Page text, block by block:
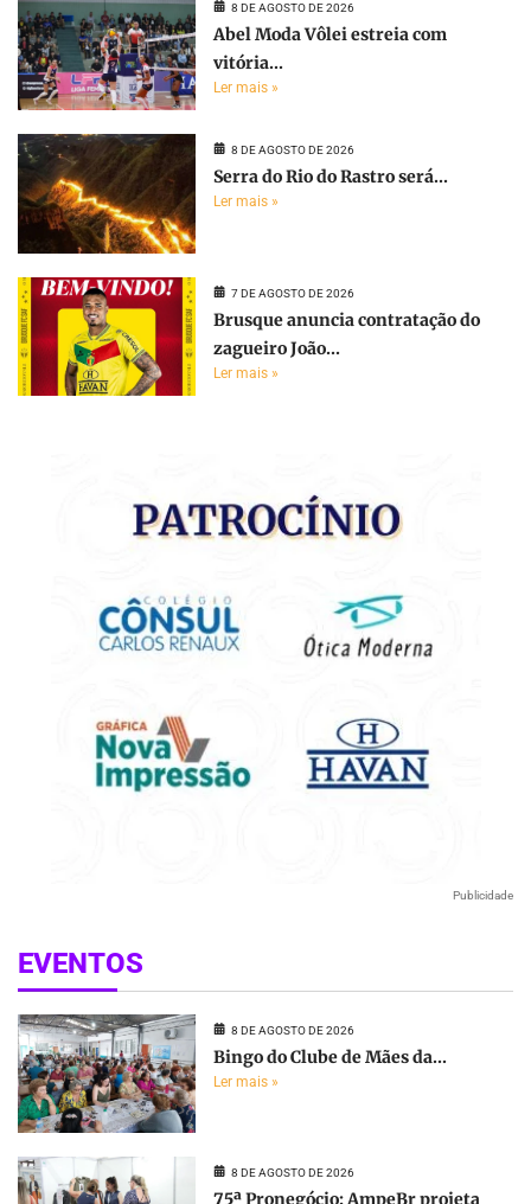
8 DE AGOSTO DE 2026
Abel Moda Vôlei estreia com
vitória...
Ler mais »
8 DE AGOSTO DE 2026
Serra do Rio do Rastro será...
Ler mais »
7 DE AGOSTO DE 2026
Brusque anuncia contratação do
zagueiro João...
Ler mais »
Publicidade
EVENTOS
8 DE AGOSTO DE 2026
Bingo do Clube de Mães da...
Ler mais »
8 DE AGOSTO DE 2026
75ª Pronegócio: AmpeBr projeta